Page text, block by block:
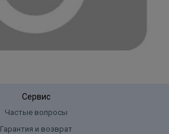
Сервис
Частые вопросы
Гарантия и возврат